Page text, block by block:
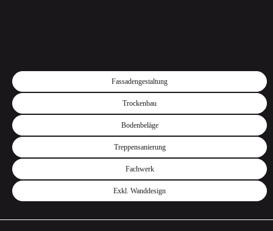
Fassadengestaltung
Trockenbau
Bodenbeläge
Treppensanierung
Fachwerk
Exkl. Wanddesign